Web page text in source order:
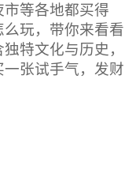
等各地都买得
玩，带你来看看
特文化与历史，
张试手气，发财